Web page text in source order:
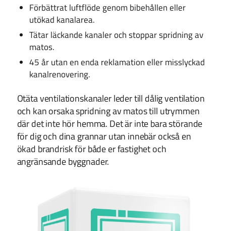
Förbättrat luftflöde genom bibehållen eller
utökad kanalarea.
Tätar läckande kanaler och stoppar spridning av
matos.
45 år utan en enda reklamation eller misslyckad
kanalrenovering.
Otäta ventilationskanaler leder till dålig ventilation
och kan orsaka spridning av matos till utrymmen
där det inte hör hemma. Det är inte bara störande
för dig och dina grannar utan innebär också en
ökad brandrisk för både er fastighet och
angränsande byggnader.